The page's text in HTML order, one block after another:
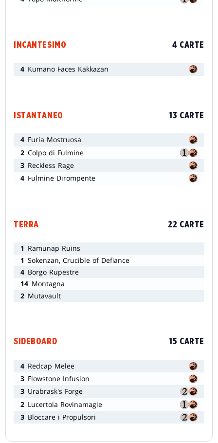
INCANTESIMO 4 CARTE
4 Kumano Faces Kakkazan
ISTANTANEO 13 CARTE
4 Furia Mostruosa
2 Colpo di Fulmine
3 Reckless Rage
4 Fulmine Dirompente
TERRA 22 CARTE
1 Ramunap Ruins
1 Sokenzan, Crucible of Defiance
4 Borgo Rupestre
14 Montagna
2 Mutavault
SIDEBOARD 15 CARTE
4 Redcap Melee
3 Flowstone Infusion
3 Urabrask's Forge
2 Lucertola Rovinamagie
3 Bloccare i Propulsori